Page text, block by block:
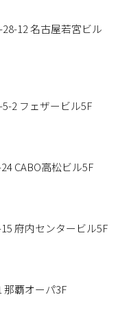
12 名古屋若宮ビル
2 フェザービル5F
CABO高松ビル5F
府内センタービル5F
覇オーパ3F